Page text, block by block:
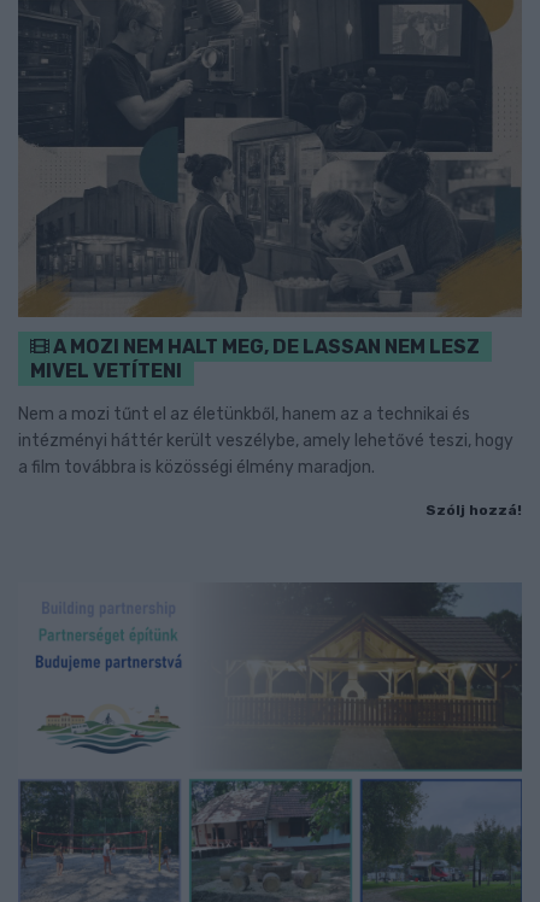
A MOZI NEM HALT MEG, DE LASSAN NEM LESZ
MIVEL VETÍTENI
Nem a mozi tűnt el az életünkből, hanem az a technikai és
intézményi háttér került veszélybe, amely lehetővé teszi, hogy
a film továbbra is közösségi élmény maradjon.
Szólj hozzá!